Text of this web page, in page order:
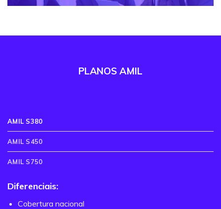
PLANOS AMIL
AMIL S380
AMIL S450
AMIL S750
Diferenciais:
Cobertura nacional